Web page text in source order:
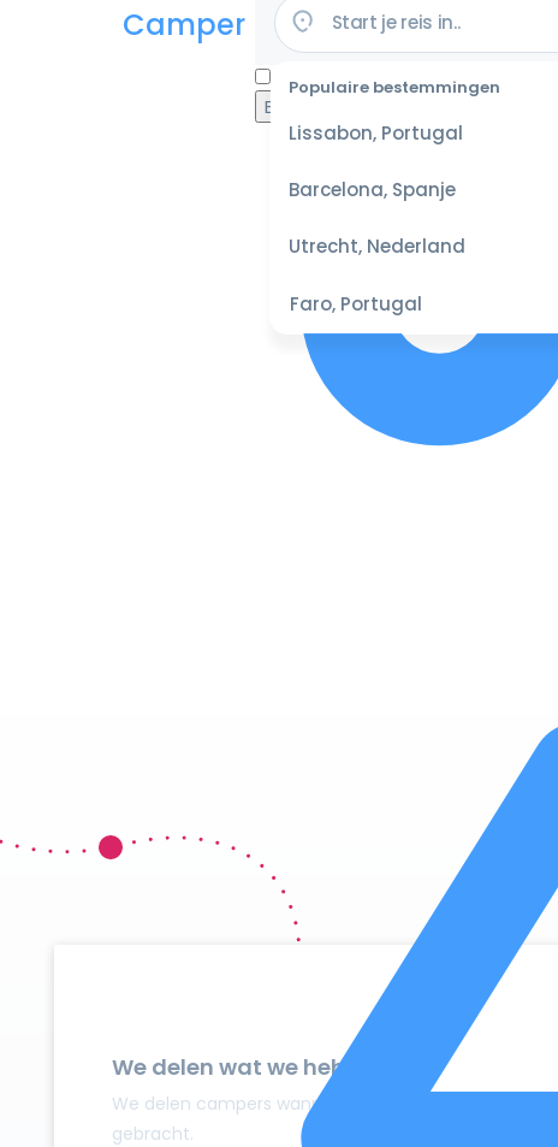
Populaire bestemmingen
Lissabon, Portugal
Barcelona, Spanje
Utrecht, Nederland
Faro, Portugal
Camper huren in de VS
We delen wat we hebben
We delen campers wanneer ze niet gebruikt
gebracht.